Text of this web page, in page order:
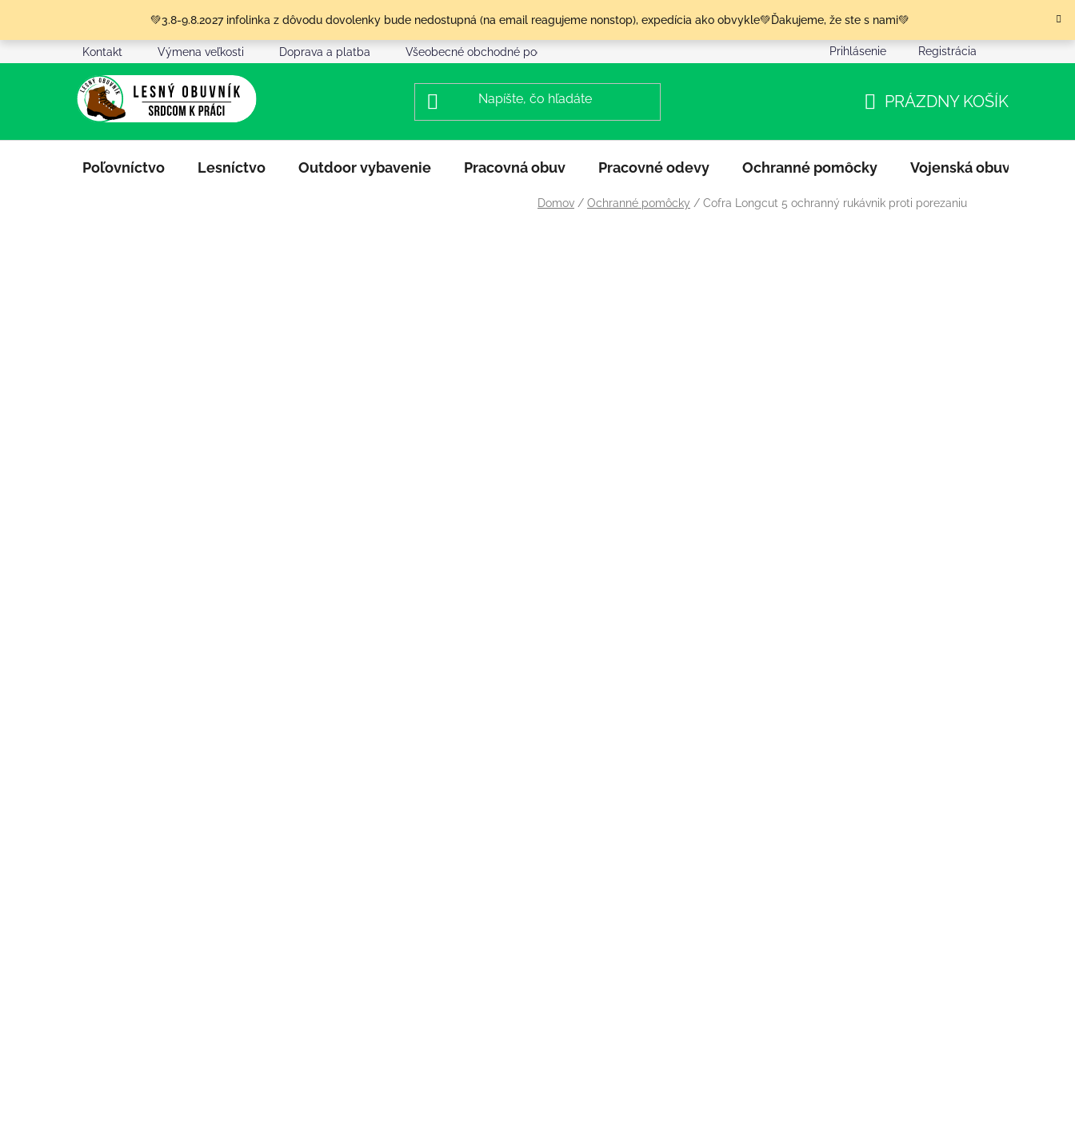
obsah
💚3.8-9.8.2027 infolinka z dôvodu dovolenky bude nedostupná (na email reagujeme nonstop), expedícia ako obvykle💚Ďakujeme, že ste s nami💚
Kontakt Výmena veľkosti Doprava a platba Všeobecné obchodné podmienky Podmienky ochrany osobných údajov
Prihlásenie Registrácia
KOŠÍK
PRÁZDNY KOŠÍK
Poľovníctvo Lesníctvo Outdoor vybavenie Pracovná obuv Pracovné odevy Ochranné pomôcky Vojenská obuv
Domov / Ochranné pomôcky / Cofra Longcut 5 ochranný rukávnik proti porezaniu